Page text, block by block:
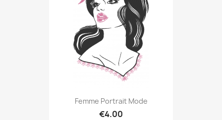
Femme Portrait Mode
€4.00